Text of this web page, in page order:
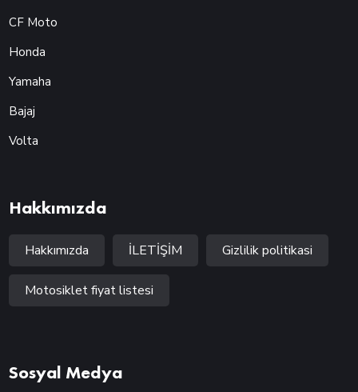
CF Moto
Honda
Yamaha
Bajaj
Volta
Hakkımızda
Hakkımızda İLETİŞİM Gizlilik politikasi
Motosiklet fiyat listesi
Sosyal Medya